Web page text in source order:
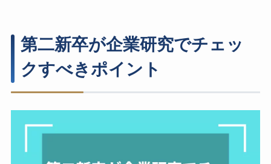
第二新卒が企業研究でチェッ
クすべきポイント